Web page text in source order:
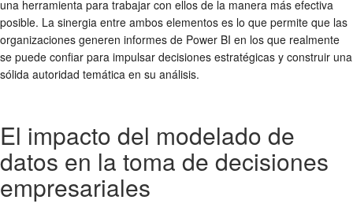
una herramienta para trabajar con ellos de la manera más efectiva
posible. La sinergia entre ambos elementos es lo que permite que las
organizaciones generen informes de Power BI en los que realmente
se puede confiar para impulsar decisiones estratégicas y construir una
sólida autoridad temática en su análisis.
El impacto del modelado de
datos en la toma de decisiones
empresariales